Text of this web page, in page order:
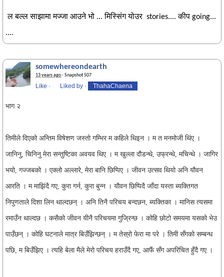
ल बल्ल साझामा मज्जा आउने भो ... मिस्सिंग योउर stories.... कीप going...
....
somewhereondearth
13 years ago· Snapshot 507
Like · Liked by · ThahaChaena
भाग २
तिमीले दिएको अन्तिम विषेशण जस्तो गम्भिर म कहिले थिइन । म त मनमोजी थिंए ।
जानिनु, चिनिनु मेरा सन्तुष्टिका अवयव थिए । म खुल्ला दौडन्थे, उफ्रन्थे, मचिन्थे । जागिर
भयो, गज्जबको । एक्लो अल्लारे, मेरा बानि छिप्पिए । जीवन उत्सव थियो अनि यौवन
आरति । म माझिंदै गए, कुरा गर्न, कुरा बुन्न । यौवन छिप्पिदै जाँदा यस्ता ब्यक्तिगत
निपुणताले दिशा लिन थाल्दछन् । अनि तिनै परिचय बन्दछन, ब्यक्तिका । मानिस त्यसमा
रमाउँन थाल्दछ । कसैको जीवन यीनै परिचयमा गुज्रिन्छ । कोहि छोटो समयमा यसको भेउ
पाउँछन् । कोहि घटनाले मात्र बिउँझिन्छन् । म तेस्रो फेरा मा परे । तिमी सँगको सम्बन्ध
पछि, म बिउँझिए । त्यहि बेला मैले मेरो परिचय हराउँदै गए, आफैं सँग अपरिचित हुँदै गए ।